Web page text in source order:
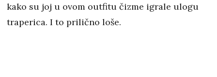
kako su joj u ovom outfitu čizme igrale ulogu
traperica. I to prilično loše.